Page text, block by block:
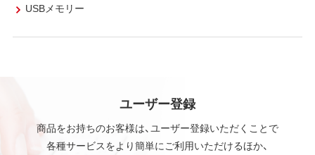
USBメモリー
ユーザー登録
商品をお持ちのお客様は、ユーザー登録いただくことで
各種サービスをより簡単にご利用いただけるほか、